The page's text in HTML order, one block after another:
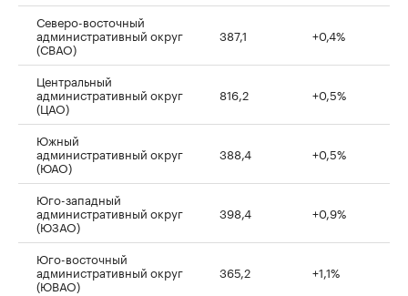
Северо-восточный
административный округ
(СВАО)
387,1 +0,4%
Центральный
административный округ
(ЦАО)
816,2 +0,5%
Южный
административный округ
(ЮАО)
388,4 +0,5%
Юго-западный
административный округ
(ЮЗАО)
398,4 +0,9%
Юго-восточный
административный округ
(ЮВАО)
365,2 +1,1%